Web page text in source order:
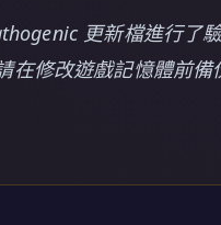
更新檔進行了
在修改遊戲記憶體前